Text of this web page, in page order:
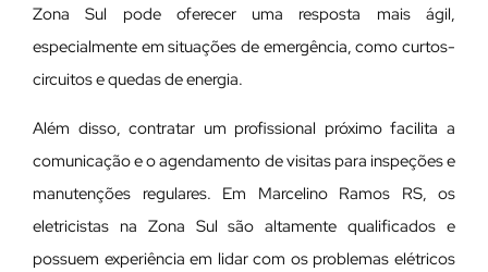
Zona Sul pode oferecer uma resposta mais ágil,
especialmente em situações de emergência, como curtos-
circuitos e quedas de energia.
Além disso, contratar um profissional próximo facilita a
comunicação e o agendamento de visitas para inspeções e
manutenções regulares. Em Marcelino Ramos RS, os
eletricistas na Zona Sul são altamente qualificados e
possuem experiência em lidar com os problemas elétricos